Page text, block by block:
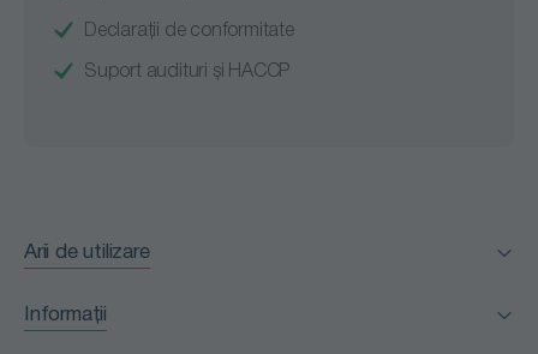
Declarații de conformitate
Suport audituri și HACCP
Arii de utilizare
Horeca
Informații